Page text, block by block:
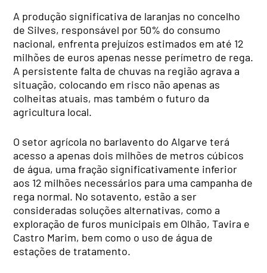
A produção significativa de laranjas no concelho
de Silves, responsável por 50% do consumo
nacional, enfrenta prejuízos estimados em até 12
milhões de euros apenas nesse perímetro de rega.
A persistente falta de chuvas na região agrava a
situação, colocando em risco não apenas as
colheitas atuais, mas também o futuro da
agricultura local.
O setor agrícola no barlavento do Algarve terá
acesso a apenas dois milhões de metros cúbicos
de água, uma fração significativamente inferior
aos 12 milhões necessários para uma campanha de
rega normal. No sotavento, estão a ser
consideradas soluções alternativas, como a
exploração de furos municipais em Olhão, Tavira e
Castro Marim, bem como o uso de água de
estações de tratamento.